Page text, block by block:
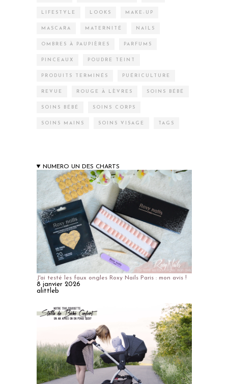
LIFESTYLE LOOKS MAKE-UP
MASCARA MATERNITÉ NAILS
OMBRES À PAUPIÈRES PARFUMS
PINCEAUX POUDRE TEINT
PRODUITS TERMINÉS PUÉRICULTURE
REVUE ROUGE À LÈVRES SOINS BÉBÉ
SOINS BÉBÉ SOINS CORPS
SOINS MAINS SOINS VISAGE TAGS
NUMERO UN DES CHARTS
J'ai testé les faux ongles Roxy Nails Paris : mon avis !
8 janvier 2026
alittleb